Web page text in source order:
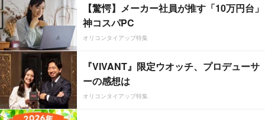
【驚愕】メーカー社員が推す「10万円台」
神コスパPC
オリコンタイアップ特集
『VIVANT』限定ウオッチ、プロデューサ
ーの感想は
オリコンタイアップ特集